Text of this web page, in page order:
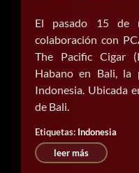
El pasado 15 de
colaboración con
The Pacific Cigar
Habano en Bali, la
Indonesia. Ubicada
de Bali.
Etiquetas: Indonesia
leer más